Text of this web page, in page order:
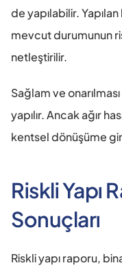
de yapılabilir.
mevcut durumunun
netleştirilir.
Sağlam ve
yapılır. Ancak ağır
kentsel dönüşüme
Riskli Yapı
Sonuçları
Riskli yapı raporu,